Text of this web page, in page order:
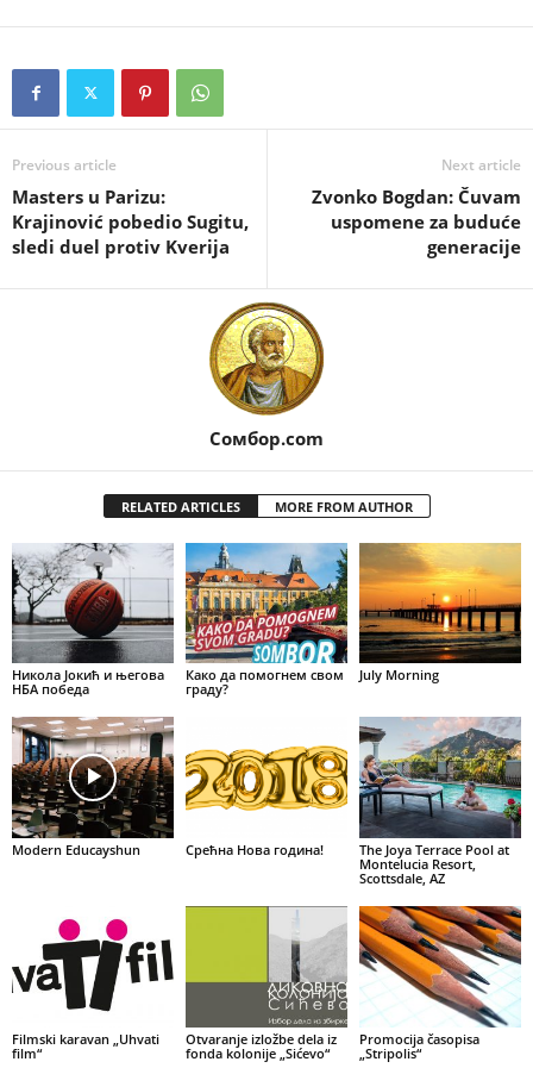
Previous article
Masters u Parizu:
Krajinović pobedio Sugitu,
sledi duel protiv Kverija
Next article
Zvonko Bogdan: Čuvam
uspomene za buduće
generacije
Сомбор.com
RELATED ARTICLES MORE FROM AUTHOR
Никола Јокић и његова
НБА победа
Како да помогнем свом
граду?
July Morning
Modern Educayshun Срећна Нова година!
The Joya Terrace Pool at
Montelucia Resort,
Scottsdale, AZ
Filmski karavan „Uhvati
film“
Otvaranje izložbe dela iz
fonda kolonije „Sićevo“
Promocija časopisa
„Stripolis“